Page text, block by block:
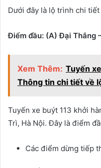
Dưới đây là lộ trình chi tiết
Điểm đầu: (A) Đại Thắng
Xem Thêm: Tuyến
Thông tin chi tiết về
Tuyến xe buýt 113 khởi
Trì, Hà Nội. Đây là điểm
Các điểm dừng tiếp